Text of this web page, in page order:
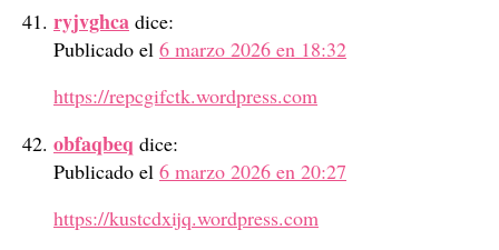
ryjvghca dice:
Publicado el 6 marzo 2026 en 18:32
https://repcgifctk.wordpress.com
obfaqbeq dice:
Publicado el 6 marzo 2026 en 20:27
https://kustcdxijq.wordpress.com